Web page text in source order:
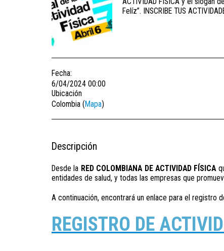
Felíz”. INSCRIBE TUS
Fecha:
6/04/2024 00:00
Ubicación
Colombia (Mapa)
Descripción
Desde la RED COLOMBIANA DE ACTIVIDAD FÍSICA
entidades de salud, y todas las empresas que
A continuación, encontrará un enlace para el registro
REGISTRO DE